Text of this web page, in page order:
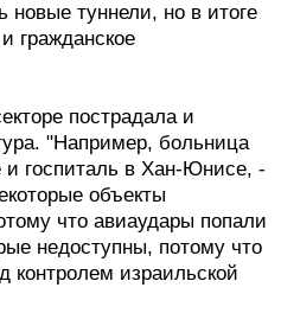
туннели, но в итоге
гражданское
пострадала и
"Например, больница
госпиталь в Хан-Юнисе, -
объекты
что авиаудары попали
недоступны, потому что
контролем израильской